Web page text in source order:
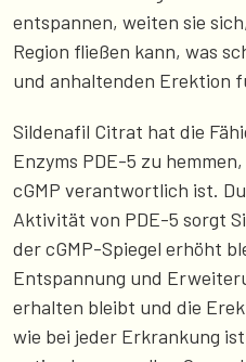
entspannen, weiten sie
Region fließen kann, was
und anhaltenden Erektion
Sildenafil Citrat hat die
Enzyms PDE-5 zu
cGMP verantwortlich ist.
Aktivität von PDE-5 sorgt
der cGMP-Spiegel erhöht
Entspannung und
erhalten bleibt und die
wie bei jeder Erkrankung